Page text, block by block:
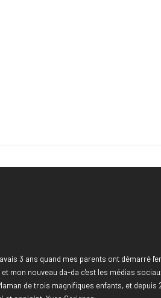
3 ans quand mes parents ont démarré
mon nouveau da-da c'est les médias
de trois magnifiques enfants, et